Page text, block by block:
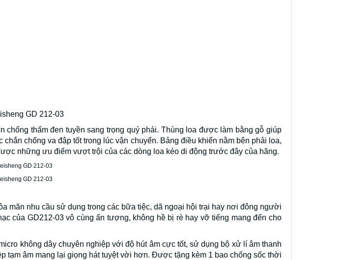
thấm đen tuyền sang trọng quý phái. Thùng loa được làm bằng gỗ giúp
chống va đập tốt trong lúc vận chuyển. Bảng điều khiển nằm bên phải loa,
những ưu điểm vượt trội của các dòng loa kéo di động trước đây của hãng.
mãn nhu cầu sử dụng trong các bữa tiệc, dã ngoại hội trại hay nơi đông người
của GD212-03 vô cùng ấn tượng, không hề bị rè hay vỡ tiếng mang đến cho
không dây chuyên nghiệp với độ hút âm cực tốt, sử dụng bộ xử lí âm thanh
tạm âm mang lại giọng hát tuyệt vời hơn. Được tặng kèm 1 bao chống sốc thời